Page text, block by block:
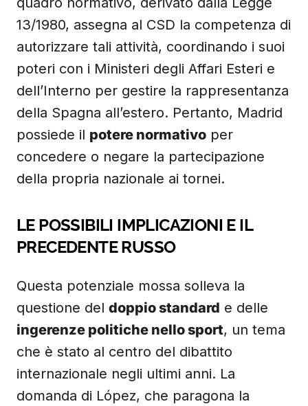
13/1980, assegna al CSD la competenza di
autorizzare tali attività, coordinando i suoi
poteri con i Ministeri degli Affari Esteri e
dell’Interno per gestire la rappresentanza
della Spagna all’estero. Pertanto, Madrid
possiede il potere normativo per
concedere o negare la partecipazione
della propria nazionale ai tornei.
LE POSSIBILI IMPLICAZIONI E IL
PRECEDENTE RUSSO
Questa potenziale mossa solleva la
questione del doppio standard e delle
ingerenze politiche nello sport, un tema
che è stato al centro del dibattito
internazionale negli ultimi anni. La
domanda di López, che paragona la